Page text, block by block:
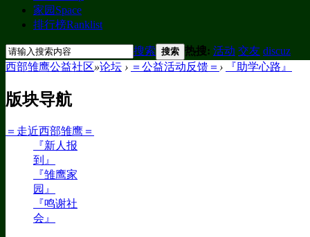
家园 Space
排行榜Ranklist
搜索 搜索 热搜: 活动 交友 discuz
西部雏鹰公益社区»论坛 › ＝公益活动反馈＝ › 『助学心路』
版块导航
＝走近西部雏鹰＝
『新人报
到』
『雏鹰家
园』
『鸣谢社
会』